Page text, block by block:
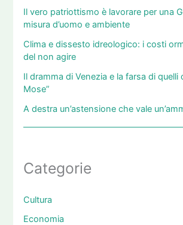
Il vero patriottismo è lavorare per una
misura d’uomo e ambiente
Clima e dissesto idreologico: i costi
del non agire
Il dramma di Venezia e la farsa di quelli
Mose”
A destra un’astensione che vale
Categorie
Cultura
Economia